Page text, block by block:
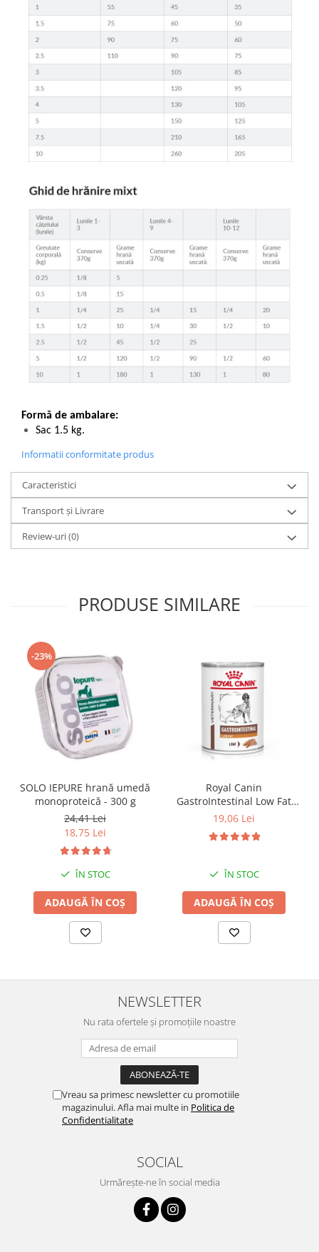
Formă de ambalare:
Sac 1.5 kg.
Informatii conformitate produs
Caracteristici
Transport și Livrare
Review-uri(0)
PRODUSE SIMILARE
-23%
SOLO IEPURE hrană umedă
monoproteică - 300 g
24,41 Lei
18,75 Lei
ÎN STOC
ADAUGĂ ÎN COȘ
Royal Canin
GastroIntestinal Low Fat
Dog– 420 g
19,06 Lei
ÎN STOC
ADAUGĂ ÎN COȘ
NEWSLETTER
Nu rata ofertele și promoțiile noastre
Vreau sa primesc newsletter cu promotiile
magazinului. Afla mai multe in Politica de
Confidentialitate
SOCIAL
Urmărește-ne în social media